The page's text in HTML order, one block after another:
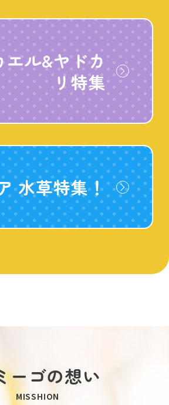
ル&ヤドカ
リ特集
水草特集！
ーゴの想い
MISSHION